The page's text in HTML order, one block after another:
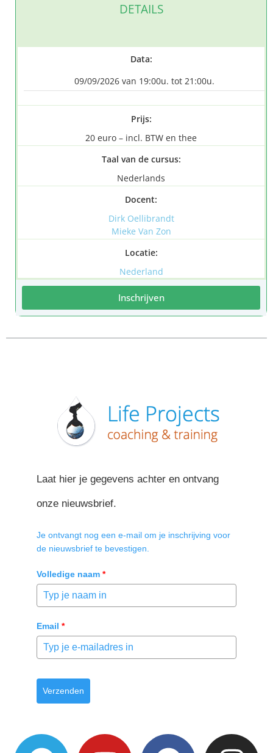
DETAILS
Data:
09/09/2026 van 19:00u. tot 21:00u.
Prijs:
20 euro – incl. BTW en thee
Taal van de cursus:
Nederlands
Docent:
Dirk Oellibrandt
Mieke Van Zon
Locatie:
Nederland
Inschrijven
Laat hier je gegevens achter en ontvang
onze nieuwsbrief.
Je ontvangt nog een e-mail om je inschrijving voor
de nieuwsbrief te bevestigen.
Volledige naam *
Email *
Verzenden